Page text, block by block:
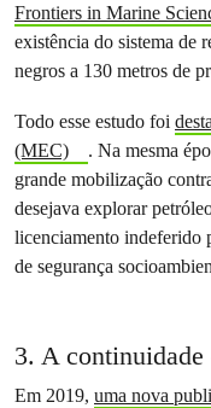
Frontiers in Marine
existência do sistema de
negros a 130 metros de
Todo esse estudo foi
(MEC)
. Na mesma
grande mobilização
desejava explorar
licenciamento indeferido
de segurança
3. A continuidade
Em 2019, uma nova